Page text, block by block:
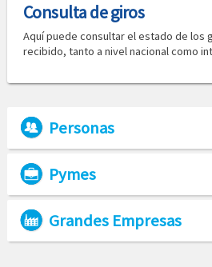
Consulta de giros
Aquí puede consultar el estado de los
recibido, tanto a nivel nacional como
Personas
Pymes
Grandes Empresas